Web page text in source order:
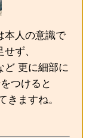
本人の意識で
ず、
ど 更に細部に
つけると
きますね。